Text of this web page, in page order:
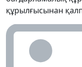
құрылғысынан